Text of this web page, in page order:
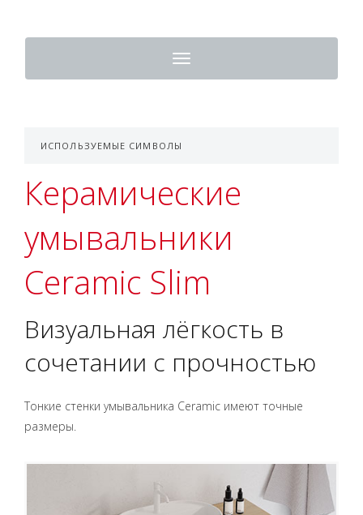
Toggle
navigation
ИСПОЛЬЗУЕМЫЕ СИМВОЛЫ
Керамические
умывальники
Ceramic Slim
Визуальная лёгкость в
сочетании с прочностью
Тонкие стенки умывальника Ceramic имеют точные
размеры.